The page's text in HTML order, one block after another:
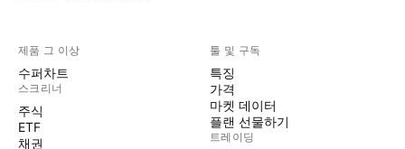
제품 그 이상
수퍼차트
스크리너
주식
ETF
채권
툴 및 구독
특징
가격
마켓 데이터
플랜 선물하기
트레이딩